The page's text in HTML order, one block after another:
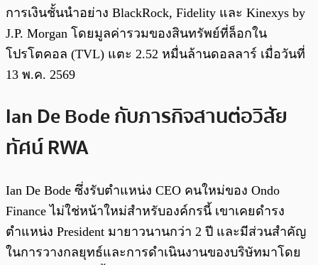
การเงินชั้นนำอย่าง BlackRock, Fidelity และ Kinexys by
J.P. Morgan โดยมูลค่ารวมของสินทรัพย์ที่ล็อกใน
โปรโตคอล (TVL) แตะ 2.52 หมื่นล้านดอลลาร์ เมื่อวันที่
13 พ.ค. 2569
Ian De Bode กับภารกิจสานต่อวิสัย
ทัศน์ RWA
Ian De Bode ซึ่งรับตำแหน่ง CEO คนใหม่ของ Ondo
Finance ไม่ใช่หน้าใหม่สำหรับองค์กรนี้ เขาเคยดำรง
ตำแหน่ง President มายาวนานกว่า 2 ปี และมีส่วนสำคัญ
ในการวางกลยุทธ์และการดำเนินงานของบริษัทมาโดย